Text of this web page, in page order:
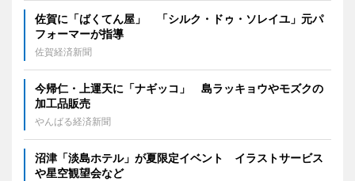
佐賀に「ばくてん屋」 「シルク・ドゥ・ソレイユ」元パ
フォーマーが指導
佐賀経済新聞
今帰仁・上運天に「ナギッコ」 島ラッキョウやモズクの
加工品販売
やんばる経済新聞
沼津「淡島ホテル」が夏限定イベント イラストサービス
や星空観望会など